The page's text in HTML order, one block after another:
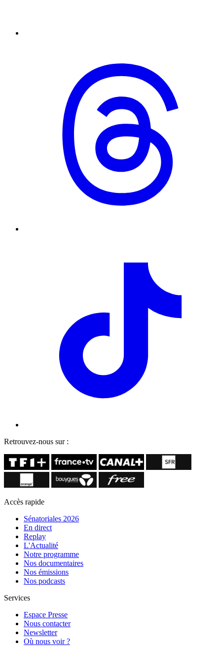
Retrouvez-nous sur :
Accès rapide
Sénatoriales 2026
En direct
Replay
L'Actualité
Notre programme
Nos documentaires
Nos émissions
Nos podcasts
Services
Espace Presse
Nous contacter
Newsletter
Où nous voir ?